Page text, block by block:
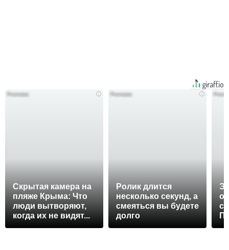
i
Скрытая камера на
пляже Крыма: Что
люди вытворяют,
когда их не видят...
i
Ролик длится
несколько секунд, а
смеяться вы будете
долго